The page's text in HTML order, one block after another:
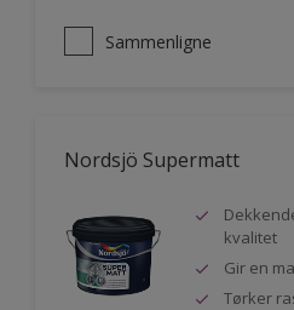
Sammenligne
Nordsjö Supermatt
kvalitet
Gir en
Tørker